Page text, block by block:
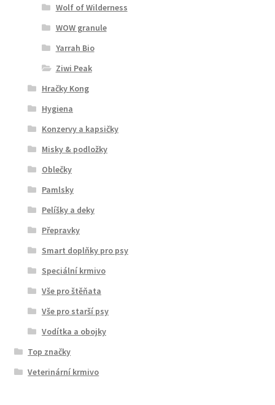
Wolf of Wilderness
WOW granule
Yarrah Bio
Ziwi Peak
Hračky Kong
Hygiena
Konzervy a kapsičky
Misky & podložky
Oblečky
Pamlsky
Pelíšky a deky
Přepravky
Smart doplňky pro psy
Speciální krmivo
Vše pro štěňata
Vše pro starší psy
Vodítka a obojky
Top značky
Veterinární krmivo